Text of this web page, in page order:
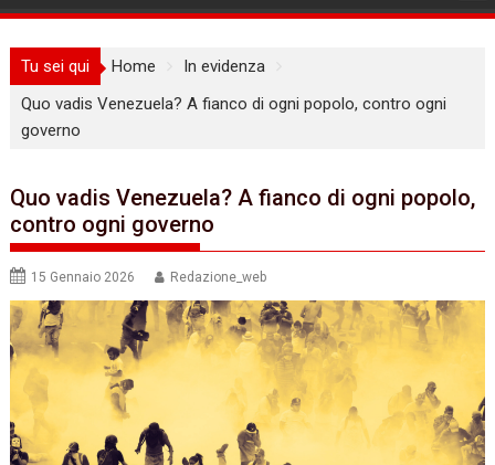
Tu sei qui Home
In evidenza
Quo vadis Venezuela? A fianco di ogni popolo, contro ogni
governo
Quo vadis Venezuela? A fianco di ogni popolo,
contro ogni governo
15 Gennaio 2026 Redazione_web